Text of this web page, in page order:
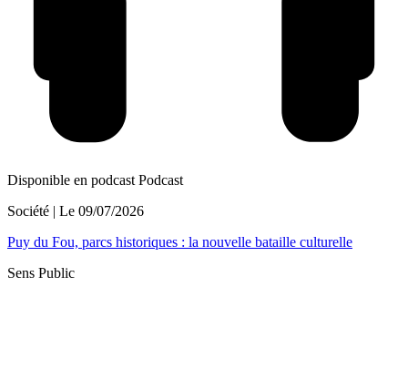
Disponible en podcast Podcast
Société | Le 09/07/2026
Puy du Fou, parcs historiques : la nouvelle bataille culturelle
Sens Public